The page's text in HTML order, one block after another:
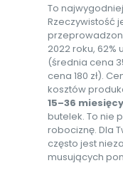
To
Rzeczywistość
2022 roku, 62%
(średnia cena
cena 180 zł).
kosztów
15–36
butelek. To nie
robociznę. Dla
często jest
musujących